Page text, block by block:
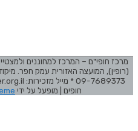
מרכז חופי"ם – המרכז למחוננים
09-7689373 * מייל מזכירות: kerenf@hefer.org.il זכויות יוצרים © 2026
חופים | מופעל על ידי